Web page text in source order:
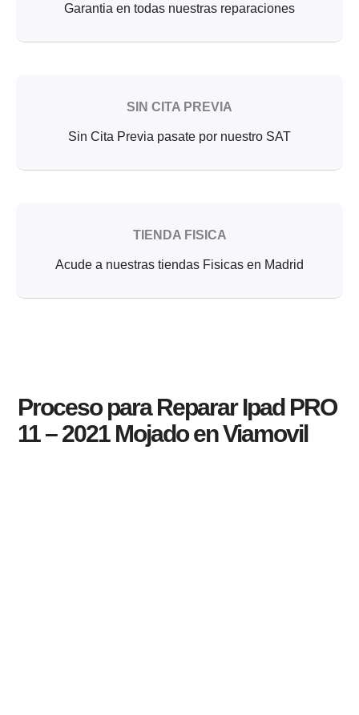
Garantia en todas nuestras reparaciones
SIN CITA PREVIA
Sin Cita Previa pasate por nuestro SAT
TIENDA FISICA
Acude a nuestras tiendas Fisicas en Madrid
Proceso para Reparar Ipad PRO
11 – 2021 Mojado en Viamovil